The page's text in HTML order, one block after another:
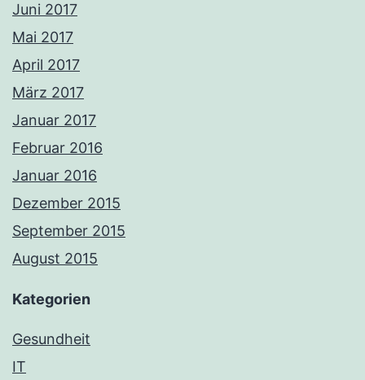
Juni 2017
Mai 2017
April 2017
März 2017
Januar 2017
Februar 2016
Januar 2016
Dezember 2015
September 2015
August 2015
Kategorien
Gesundheit
IT